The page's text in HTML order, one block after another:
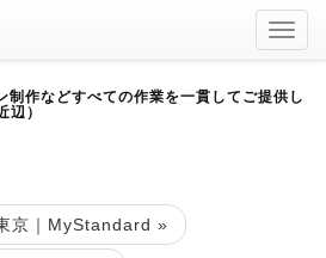
制作などすべての作業を一貫してご提供し
辺）
京｜MyStandard »